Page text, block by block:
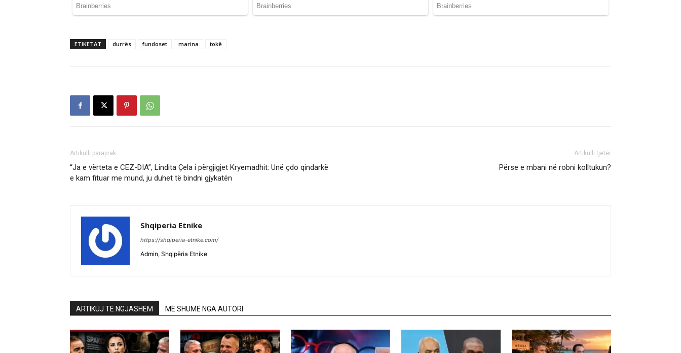
ETIKETAT durrës fundoset marina tokë
Artikulli paraprak
“Ja e vërteta e CEZ-DIA”, Lindita Çela i përgjigjet Kryemadhit: Unë çdo qindarkë
e kam fituar me mund, ju duhet të bindni gjykatën
Artikulli tjetër
Përse e mbani në robni kolltukun?
Shqiperia Etnike
https://shqiperia-etnike.com/
Admin, Shqipëria Etnike
ARTIKUJ TË NGJASHËM MË SHUMË NGA AUTORI